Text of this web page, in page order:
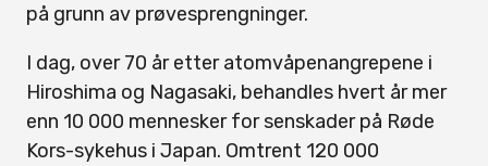
på grunn av prøvesprengninger.
I dag, over 70 år etter atomvåpenangrepene i
Hiroshima og Nagasaki, behandles hvert år mer
enn 10 000 mennesker for senskader på Røde
Kors-sykehus i Japan. Omtrent 120 000